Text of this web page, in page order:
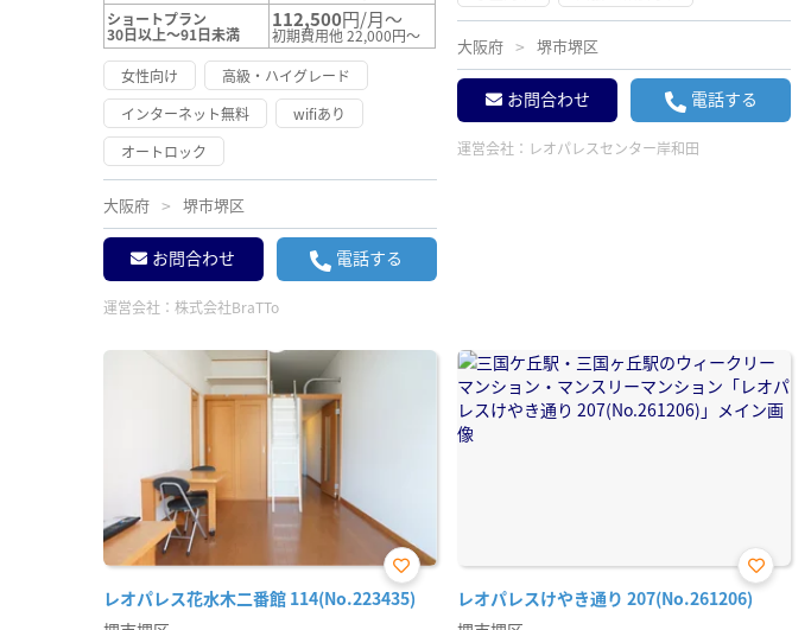
ショートプラン
30日以上～91日未満
112,500円/月～
初期費用他 22,000円～
女性向け
高級・ハイグレード
インターネット無料
wifiあり
オートロック
大阪府 堺市堺区
お問合わせ 電話する
運営会社： 株式会社BraTTo
大阪府 堺市堺区
お問合わせ 電話する
運営会社： レオパレスセンター岸和田
レオパレス花水木二番館 114(No.223435)
お気
に入 レオパレスけやき通り 207(No.261206)お気
に入